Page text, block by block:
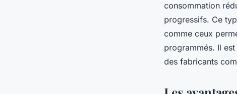
consommation
progressifs. Ce
comme ceux
programmés. Il
des fabricants